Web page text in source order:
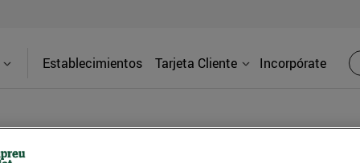
Establecimientos Tarjeta Cliente Incorpórate